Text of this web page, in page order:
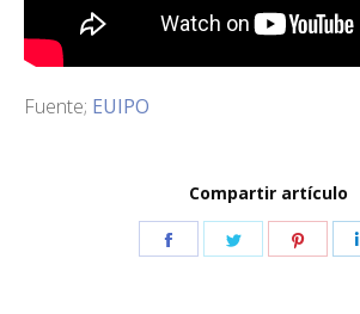
Fuente; EUIPO
Compartir artículo
Share
Share
Share